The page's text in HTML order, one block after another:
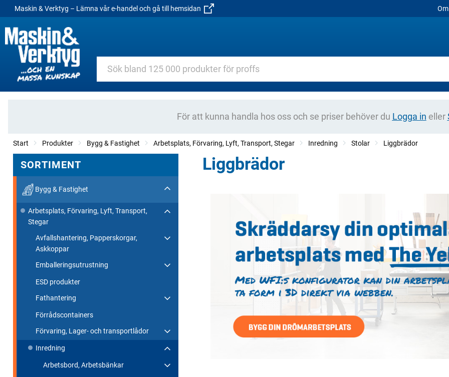
Maskin & Verktyg – Lämna vår e-handel och gå till hemsidan
För att kunna handla hos oss och se priser behöver du Logga in eller
Start Produkter Bygg & Fastighet Arbetsplats, Förvaring, Lyft, Transport, Stegar Inredning Stolar Liggbrädor
SORTIMENT
Bygg & Fastighet
Arbetsplats, Förvaring, Lyft, Transport,
Stegar
Avfallshantering, Papperskorgar,
Askkoppar
Emballeringsutrustning
ESD produkter
Fathantering
Förrådscontainers
Förvaring, Lager- och transportlådor
Inredning
Arbetsbord, Arbetsbänkar
Liggbrädor